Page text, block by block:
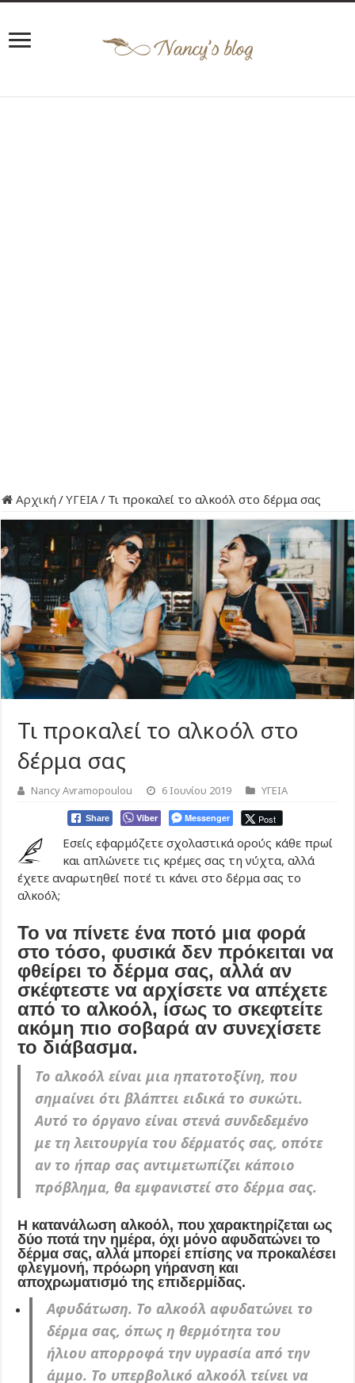
Αρχική /ΥΓΕΙΑ/ Τι προκαλεί το αλκοόλ στο δέρμα σας
Τι προκαλεί το αλκοόλ στο
δέρμα σας
Nancy Avramopoulou 6 Ιουνίου 2019 ΥΓΕΙΑ
Share Viber Messenger Post
Εσείς εφαρμόζετε σχολαστικά ορούς κάθε πρωί
και απλώνετε τις κρέμες σας τη νύχτα, αλλά
έχετε αναρωτηθεί ποτέ τι κάνει στο δέρμα σας το
αλκοόλ;
Το να πίνετε ένα ποτό μια φορά
στο τόσο, φυσικά δεν πρόκειται να
φθείρει το δέρμα σας, αλλά αν
σκέφτεστε να αρχίσετε να απέχετε
από το αλκοόλ, ίσως το σκεφτείτε
ακόμη πιο σοβαρά αν συνεχίσετε
το διάβασμα.
Το αλκοόλ είναι μια ηπατοτοξίνη, που
σημαίνει ότι βλάπτει ειδικά το συκώτι.
Αυτό το όργανο είναι στενά συνδεδεμένο
με τη λειτουργία του δέρματός σας, οπότε
αν το ήπαρ σας αντιμετωπίζει κάποιο
πρόβλημα, θα εμφανιστεί στο δέρμα σας.
Η κατανάλωση αλκοόλ, που χαρακτηρίζεται ως
δύο ποτά την ημέρα, όχι μόνο αφυδατώνει το
δέρμα σας, αλλά μπορεί επίσης να προκαλέσει
φλεγμονή, πρόωρη γήρανση και
αποχρωματισμό της επιδερμίδας.
Αφυδάτωση. Το αλκοόλ αφυδατώνει το
δέρμα σας, όπως η θερμότητα του
ήλιου απορροφά την υγρασία από την
άμμο. Το υπερβολικό αλκοόλ τείνει να